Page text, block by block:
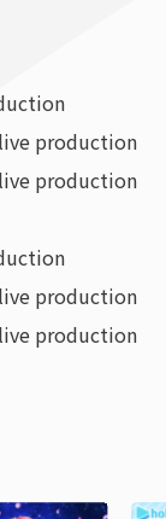
production
production
production
production